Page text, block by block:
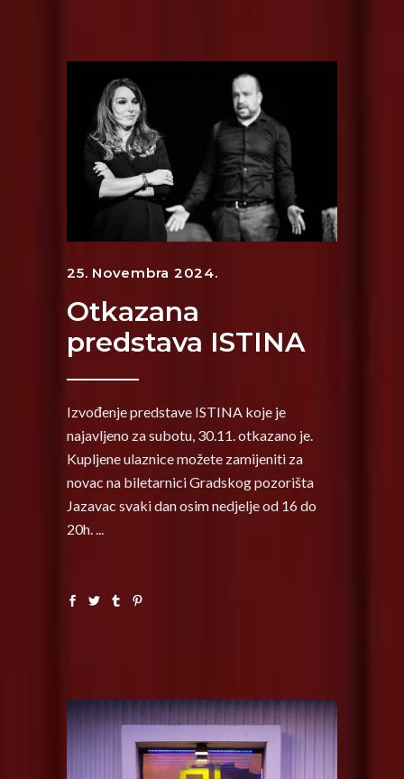
25. Novembra 2024.
Otkazana
predstava ISTINA
Izvođenje predstave ISTINA koje je
najavljeno za subotu, 30.11. otkazano je.
Kupljene ulaznice možete zamijeniti za
novac na biletarnici Gradskog pozorišta
Jazavac svaki dan osim nedjelje od 16 do
20h.